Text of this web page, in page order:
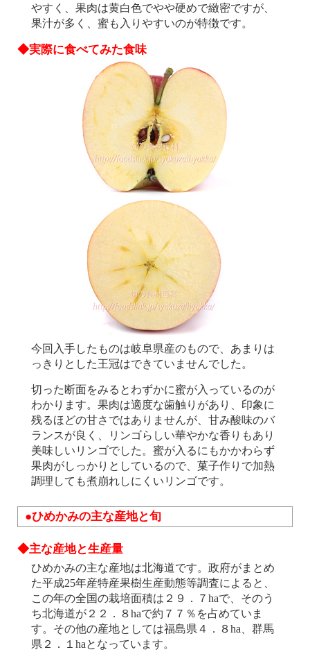
やすく、果肉は黄白色でやや硬めで緻密ですが、
果汁が多く、蜜も入りやすいのが特徴です。
◆実際に食べてみた食味
今回入手したものは岐阜県産のもので、あまりは
っきりとした王冠はできていませんでした。
切った断面をみるとわずかに蜜が入っているのが
わかります。果肉は適度な歯触りがあり、印象に
残るほどの甘さではありませんが、甘み酸味のバ
ランスが良く、リンゴらしい華やかな香りもあり
美味しいリンゴでした。蜜が入るにもかかわらず
果肉がしっかりとしているので、菓子作りで加熱
調理しても煮崩れしにくいリンゴです。
●ひめかみの主な産地と旬
◆主な産地と生産量
ひめかみの主な産地は北海道です。政府がまとめ
た平成25年産特産果樹生産動態等調査によると、
この年の全国の栽培面積は２９．７haで、そのう
ち北海道が２２．８haで約７７％を占めていま
す。その他の産地としては福島県４．８ha、群馬
県２．１haとなっています。